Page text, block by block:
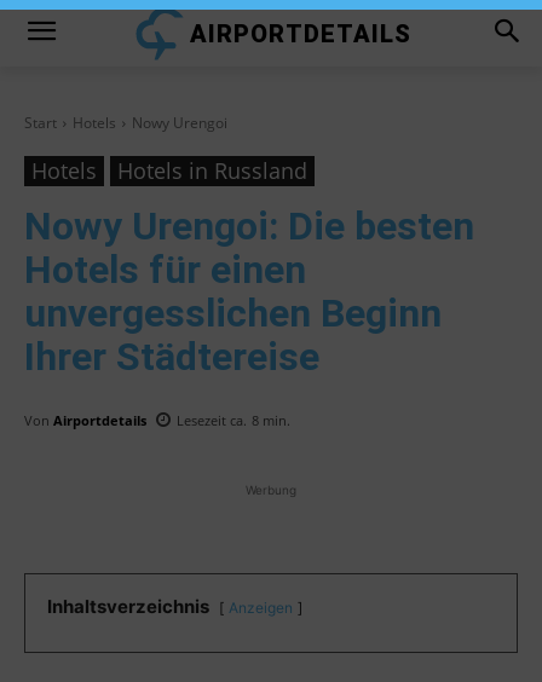
AIRPORTDETAILS
Start Hotels Nowy Urengoi
Hotels Hotels in Russland
Nowy Urengoi: Die besten
Hotels für einen
unvergesslichen Beginn
Ihrer Städtereise
Von Airportdetails Lesezeit ca. 8 min.
Werbung
Inhaltsverzeichnis Anzeigen